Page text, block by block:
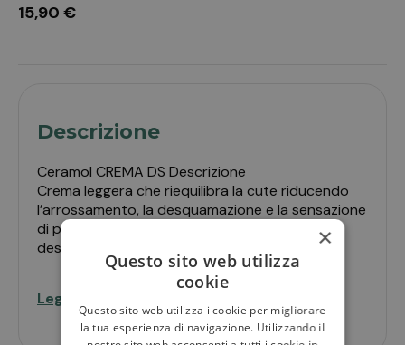
15,90 €
Descrizione
Ceramol CREMA DS Descrizione
Crema leggera che riequilibra la cute riducendo
l’arrossamento, la desquamazione e la sensazione
di prurito che spesso si associano agli stati
desquamativi e
seborroici.
Risponde in maniera specifica a tutte le
manifestazioni cutanee tipiche della dermatite
Leggi di più
×
Questo sito web utilizza
cookie
Questo sito web utilizza i cookie per migliorare
la tua esperienza di navigazione. Utilizzando il